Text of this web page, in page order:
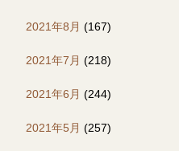
2021年8月 (167)
2021年7月 (218)
2021年6月 (244)
2021年5月 (257)